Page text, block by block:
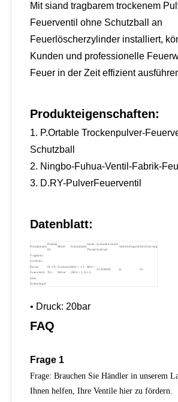
Mit siand tragbarem trockenem
Feuerventil ohne Schutzball an
Feuerlöscherzylinder installiert,
Kunden und professionelle
Feuer in der Zeit effizient
Produkteigenschaften:
1. P.Ortable Trockenpulver-
Schutzball
2. Ningbo-Fuhua-Ventil-Fabrik-
3. D.RY-PulverFeuerventil
Datenblatt:
Produktname
Produkt
ID
Mittel Einlassfaden
Outlet-
Thread.
Sicherheitsventil-
Setdruck
SicherheitsgerätZertifizierung
Tragbares
trockenes
Pulver-
Feuerventil
ohne
Schutzkugel
01-137-
761.
Trockenes
Pulver
M30 × 1,5
(M16 × 1,5)
M16 ×
1.5.
22-26BAR. ja Ce.
• Druck: 20bar
FAQ
Frage 1
Frage: Brauchen Sie Händler in unserem
Ihnen helfen, Ihre Ventile hier zu fördern.